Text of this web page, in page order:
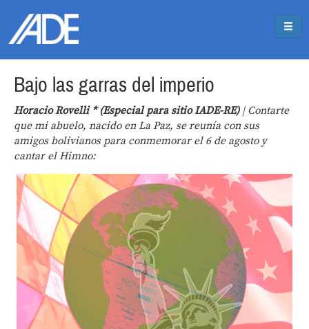
Bajo las garras del imperio
Horacio Rovelli * (Especial para sitio IADE-RE) | Contarte
que mi abuelo, nacido en La Paz, se reunía con sus
amigos bolivianos para conmemorar el 6 de agosto y
cantar el Himno: